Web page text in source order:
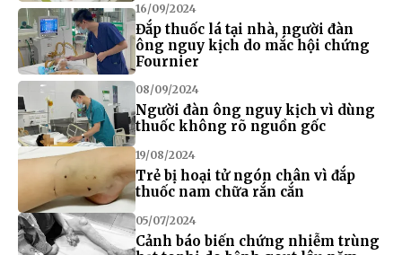
16/09/2024
Đắp thuốc lá tại nhà, người đàn
ông nguy kịch do mắc hội chứng
Fournier
08/09/2024
Người đàn ông nguy kịch vì dùng
thuốc không rõ nguồn gốc
19/08/2024
Trẻ bị hoại tử ngón chân vì đắp
thuốc nam chữa rắn cắn
05/07/2024
Cảnh báo biến chứng nhiễm trùng